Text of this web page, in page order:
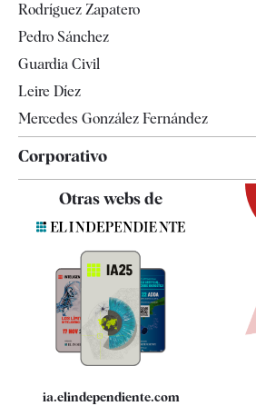
Televisión
Rodríguez Zapatero
Pedro Sánchez
Guardia Civil
Leire Díez
Mercedes González Fernández
Corporativo
Contacto
Quiénes somos
Especificaciones
Otras webs de
ia.elindependiente.com